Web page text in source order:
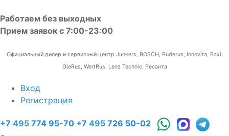
Работаем без выходных
Прием заявок с 7:00-23:00
Официальный дилер и сервисный центр Junkers, BOSCH, Buderus, Innovita, Baxi,
GieRus, WertRus, Lenz Technic, Ресанта
Вход
Регистрация
+7 495 774 95-70 +7 495 726 50-02